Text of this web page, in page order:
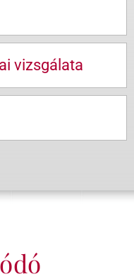
vizsgálata